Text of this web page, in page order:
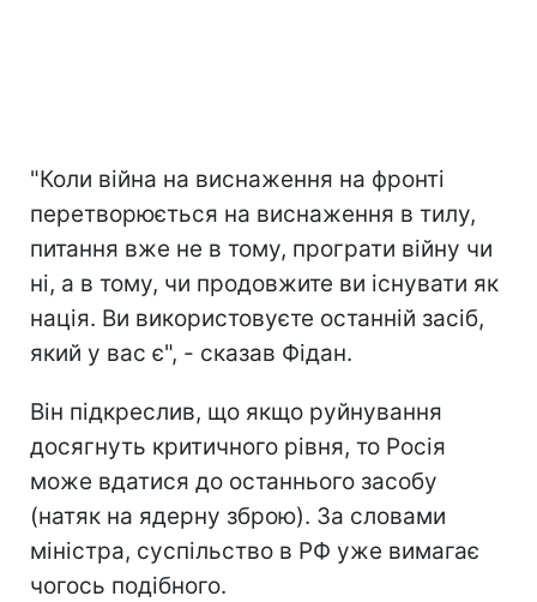
"Коли війна на виснаження на фронті
перетворюється на виснаження в тилу,
питання вже не в тому, програти війну чи
ні, а в тому, чи продовжите ви існувати як
нація. Ви використовуєте останній засіб,
який у вас є", - сказав Фідан.
Він підкреслив, що якщо руйнування
досягнуть критичного рівня, то Росія
може вдатися до останнього засобу
(натяк на ядерну зброю). За словами
міністра, суспільство в РФ уже вимагає
чогось подібного.